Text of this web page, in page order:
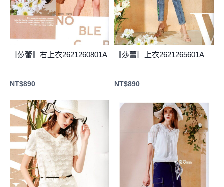
〚莎蕾〛右上衣2621260801A
NT$890
〚莎蕾〛上衣2621265601A
NT$890